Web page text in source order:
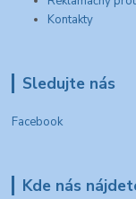
Kontakty
Sledujte nás
Facebook
Kde nás